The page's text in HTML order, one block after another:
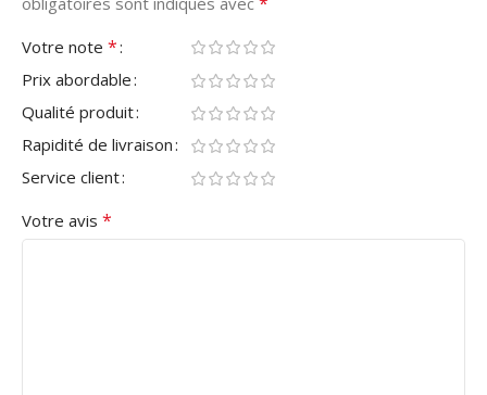
Votre note *
Prix abordable
Qualité produit
Rapidité de livraison
Service client
Votre avis *